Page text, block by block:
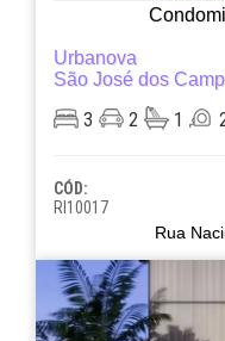
Urbanova
São José dos
3 2 1
CÓD:
RI10017
Rua